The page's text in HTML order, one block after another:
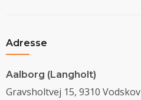
Adresse
Aalborg (Langholt)
Gravsholtvej 15, 9310 Vodskov